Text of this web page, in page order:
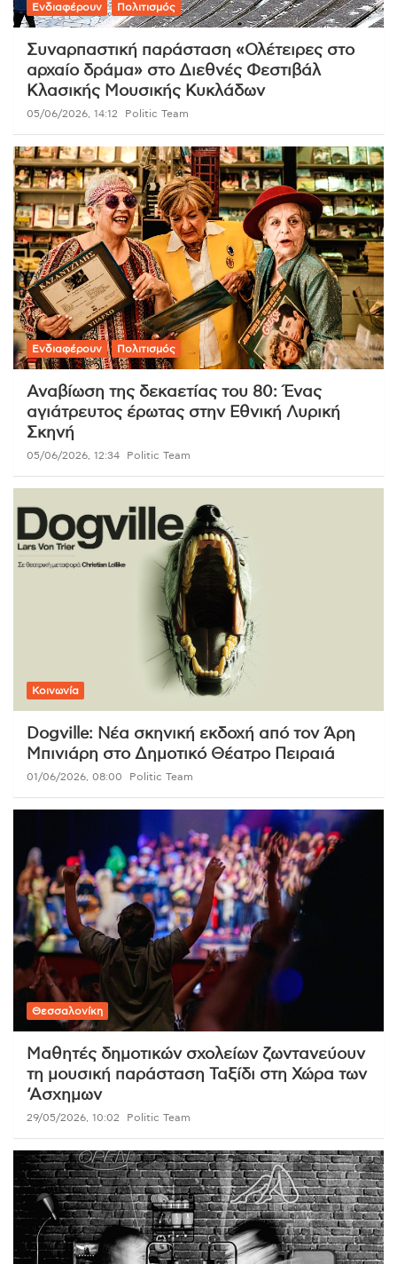
Ενδιαφέρουν Πολιτισμός
Συναρπαστική παράσταση «Ολέτειρες στο
αρχαίο δράμα» στο Διεθνές Φεστιβάλ
Κλασικής Μουσικής Κυκλάδων
05/06/2026, 14:12 Politic Team
Ενδιαφέρουν Πολιτισμός
Αναβίωση της δεκαετίας του 80: Ένας
αγιάτρευτος έρωτας στην Εθνική Λυρική
Σκηνή
05/06/2026, 12:34 Politic Team
Κοινωνία
Dogville: Νέα σκηνική εκδοχή από τον Άρη
Μπινιάρη στο Δημοτικό Θέατρο Πειραιά
01/06/2026, 08:00 Politic Team
Θεσσαλονίκη
Μαθητές δημοτικών σχολείων ζωντανεύουν
τη μουσική παράσταση Ταξίδι στη Χώρα των
‘Ασχημων
29/05/2026, 10:02 Politic Team